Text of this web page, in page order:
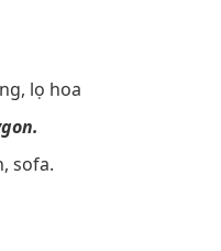
lọ hoa
sofa.